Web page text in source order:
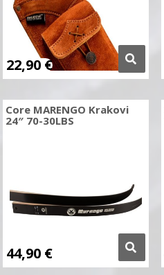
22,90 €
Core MARENGO Krakovi
24″ 70-30LBS
44,90 €